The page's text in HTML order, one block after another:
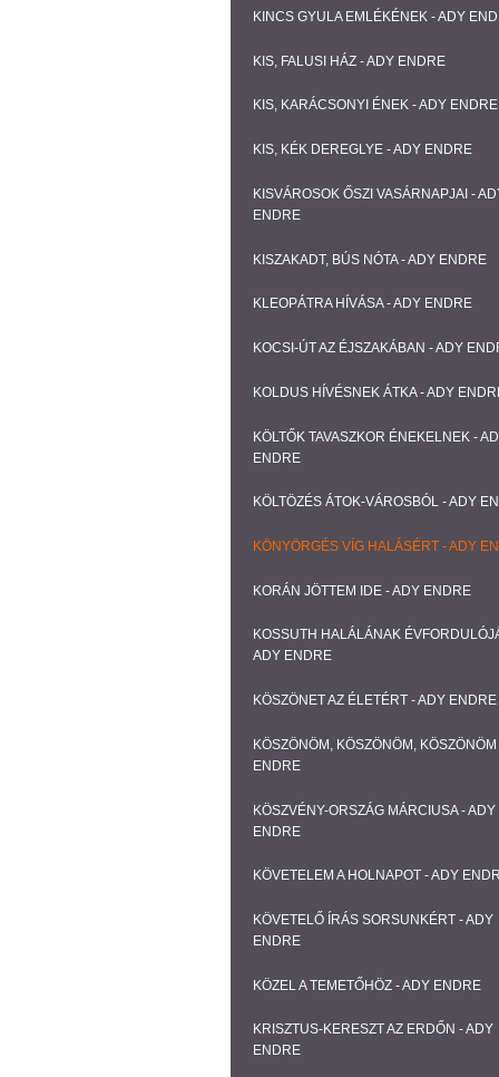
KINCS GYULA EMLÉKÉNEK - ADY
KIS, FALUSI HÁZ - ADY ENDRE
KIS, KARÁCSONYI ÉNEK - ADY ENDRE
KIS, KÉK DEREGLYE - ADY ENDRE
KISVÁROSOK ŐSZI VASÁRNAPJAI -
ENDRE
KISZAKADT, BÚS NÓTA - ADY ENDRE
KLEOPÁTRA HÍVÁSA - ADY ENDRE
KOCSI-ÚT AZ ÉJSZAKÁBAN - ADY
KOLDUS HÍVÉSNEK ÁTKA - ADY
KÖLTŐK TAVASZKOR ÉNEKELNEK -
ENDRE
KÖLTÖZÉS ÁTOK-VÁROSBÓL - ADY
KÖNYÖRGÉS VÍG HALÁSÉRT - ADY
KORÁN JÖTTEM IDE - ADY ENDRE
KOSSUTH HALÁLÁNAK
ADY ENDRE
KÖSZÖNET AZ ÉLETÉRT - ADY ENDRE
KÖSZÖNÖM, KÖSZÖNÖM,
ENDRE
KÖSZVÉNY-ORSZÁG MÁRCIUSA - ADY
ENDRE
KÖVETELEM A HOLNAPOT - ADY
KÖVETELŐ ÍRÁS SORSUNKÉRT - ADY
ENDRE
KÖZEL A TEMETŐHÖZ - ADY ENDRE
KRISZTUS-KERESZT AZ ERDŐN - ADY
ENDRE